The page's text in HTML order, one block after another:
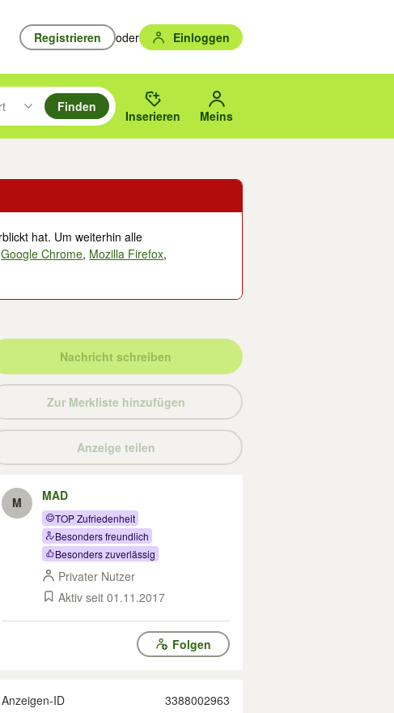
Registrieren oder Einloggen
durchsuchen und mit Eingabetaste auswählen.
um zu suchen, oder Vorschläge mit den Pfeiltasten nach oben/
des gewählten Orts oder PLZ.
Finden
Inserieren Meins
hat. Um weiterhin alle
Google Chrome, Mozilla Firefox,
Nachricht schreiben
Zur Merkliste hinzufügen
Anzeige teilen
M MAD
TOP Zufriedenheit
Besonders freundlich
Besonders zuverlässig
Privater Nutzer
Aktiv seit 01.11.2017
Folgen
Anzeigen-ID 3388002963